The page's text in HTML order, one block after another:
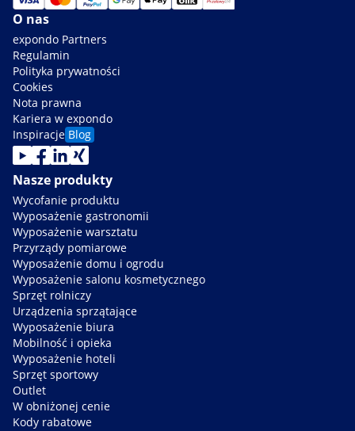
O nas
expondo Partners
Regulamin
Polityka prywatności
Cookies
Nota prawna
Kariera w expondo
Inspiracje Blog
Nasze produkty
Wycofanie produktu
Wyposażenie gastronomii
Wyposażenie warsztatu
Przyrządy pomiarowe
Wyposażenie domu i ogrodu
Wyposażenie salonu kosmetycznego
Sprzęt rolniczy
Urządzenia sprzątające
Wyposażenie biura
Mobilność i opieka
Wyposażenie hoteli
Sprzęt sportowy
Outlet
W obniżonej cenie
Kody rabatowe